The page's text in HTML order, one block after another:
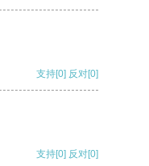
支持[0] 反对[0]
支持[0] 反对[0]